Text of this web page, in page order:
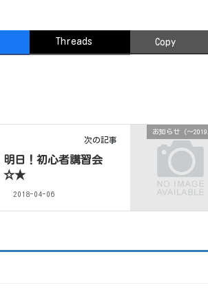
Threads Copy
お知らせ（〜
次の記事
明日！初心者講習会
☆★
2018-04-06